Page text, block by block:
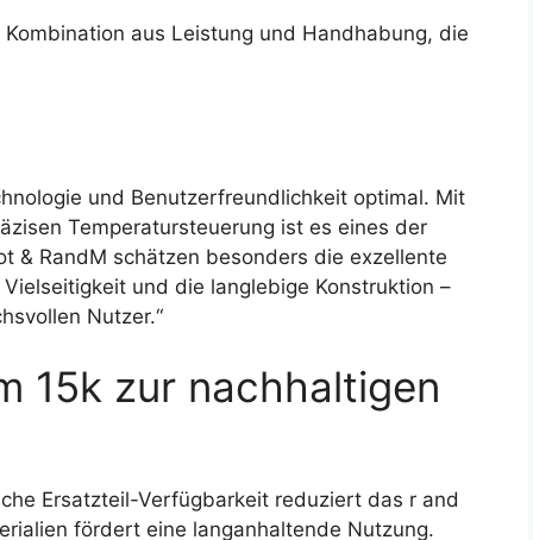
aus Leistung und Handhabung, die
und Benutzerfreundlichkeit optimal. Mit
Temperatursteuerung ist es eines der
& RandM schätzen besonders die exzellente
und die langlebige Konstruktion –
Nutzer.“
15k zur nachhaltigen
Ersatzteil-Verfügbarkeit reduziert das r and
fördert eine langanhaltende Nutzung.